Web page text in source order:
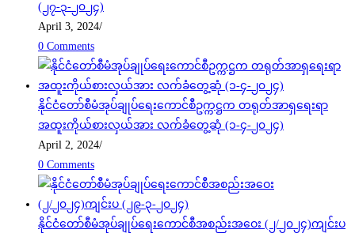
(၂၇-၃-၂၀၂၄)
April 3, 2024/
0 Comments
နိုင်ငံတော်စီမံအုပ်ချုပ်ရေးကောင်စီဥက္ကဋ္ဌက တရုတ်အာရှရေးရာ
အထူးကိုယ်စားလှယ်အား လက်ခံတွေ့ဆုံ (၁-၄-၂၀၂၄)
April 2, 2024/
0 Comments
နိုင်ငံတော်စီမံအုပ်ချုပ်ရေးကောင်စီအစည်းအဝေး (၂/၂၀၂၄)ကျင်းပ